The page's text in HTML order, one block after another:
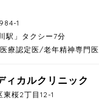
1
駅」タクシー7分
療認定医/老年精神専門医
ィカルクリニック
東桜2丁目12-1